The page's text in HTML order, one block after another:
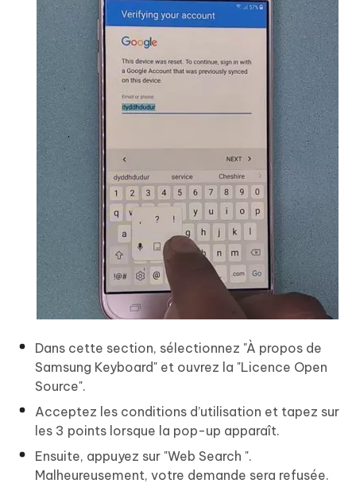
Dans cette section, sélectionnez "À propos de
Samsung Keyboard" et ouvrez la "Licence Open
Source".
Acceptez les conditions d’utilisation et tapez sur
les 3 points lorsque la pop-up apparaît.
Ensuite, appuyez sur "Web Search ".
Malheureusement, votre demande sera refusée.